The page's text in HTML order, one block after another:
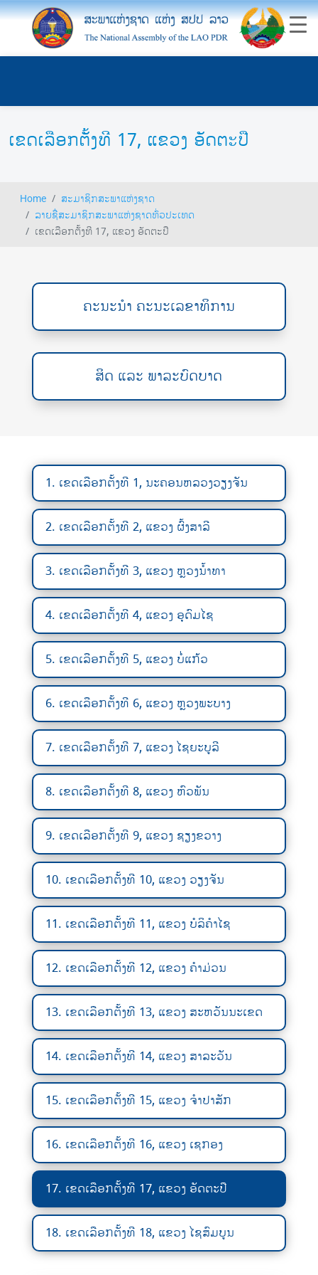
ເຂດເລືອກຕັ້ງທີ 17, ແຂວງ ອັດຕະປື
Home
ສະມາຊິກສະພາແຫ່ງຊາດ
ລາຍຊື່ສະມາຊິກສະພາແຫ່ງຊາດທົ່ວປະເທດ
ເຂດເລືອກຕັ້ງທີ 17, ແຂວງ ອັດຕະປື
ຄະນະນຳ ຄະນະເລຂາທິການ
ສິດ ແລະ ພາລະບົດບາດ
1. ເຂດເລືອກຕັ້ງທີ 1, ນະຄອນຫລວງວຽງຈັນ
2. ເຂດເລືອກຕັ້ງທີ 2, ແຂວງ ຜົ້ງສາລີ
3. ເຂດເລືອກຕັ້ງທີ 3, ແຂວງ ຫຼວງນ້ຳທາ
4. ເຂດເລືອກຕັ້ງທີ 4, ແຂວງ ອຸດົມໄຊ
5. ເຂດເລືອກຕັ້ງທີ 5, ແຂວງ ບໍ່ແກ້ວ
6. ເຂດເລືອກຕັ້ງທີ 6, ແຂວງ ຫຼວງພະບາງ
7. ເຂດເລືອກຕັ້ງທີ 7, ແຂວງ ໄຊຍະບູລີ
8. ເຂດເລືອກຕັ້ງທີ 8, ແຂວງ ຫົວພັນ
9. ເຂດເລືອກຕັ້ງທີ 9, ແຂວງ ຊຽງຂວາງ
10. ເຂດເລືອກຕັ້ງທີ 10, ແຂວງ ວຽງຈັນ
11. ເຂດເລືອກຕັ້ງທີ 11, ແຂວງ ບໍລິຄຳໄຊ
12. ເຂດເລືອກຕັ້ງທີ 12, ແຂວງ ຄຳມ່ວນ
13. ເຂດເລືອກຕັ້ງທີ 13, ແຂວງ ສະຫວັນນະເຂດ
14. ເຂດເລືອກຕັ້ງທີ 14, ແຂວງ ສາລະວັນ
15. ເຂດເລືອກຕັ້ງທີ 15, ແຂວງ ຈຳປາສັກ
16. ເຂດເລືອກຕັ້ງທີ 16, ແຂວງ ເຊກອງ
17. ເຂດເລືອກຕັ້ງທີ 17, ແຂວງ ອັດຕະປື
18. ເຂດເລືອກຕັ້ງທີ 18, ແຂວງ ໄຊສົມບູນ